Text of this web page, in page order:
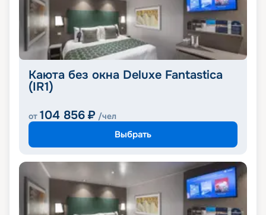
Каюта без окна Deluxe Fantastica
(IR1)
от 104 856 ₽ /чел
Выбрать